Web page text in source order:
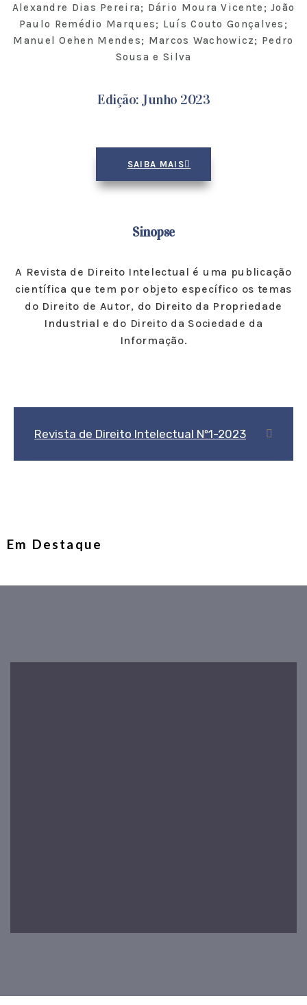
Alexandre Dias Pereira; Dário Moura Vicente; João
Paulo Remédio Marques; Luís Couto Gonçalves;
Manuel Oehen Mendes; Marcos Wachowicz; Pedro
Sousa e Silva
Edição: Junho 2023
SAIBA MAIS
Sinopse
A Revista de Direito Intelectual é uma publicação
científica que tem por objeto específico os temas
do Direito de Autor, do Direito da Propriedade
Industrial e do Direito da Sociedade da
Informação.
Revista de Direito Intelectual Nº1-2023
Em Destaque